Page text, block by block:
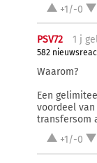
+1/-0
PSV72 1 j
582
Waarom?
Een
voordeel
transfersom
+1/-0